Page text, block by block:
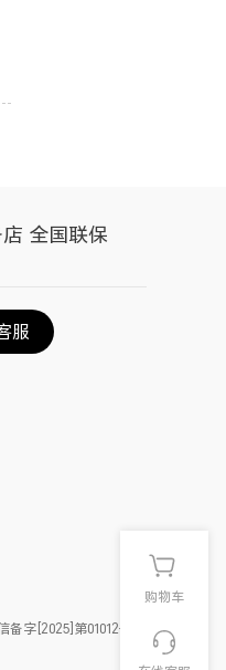
全国联保
服
字[2025]第01012号
购物车